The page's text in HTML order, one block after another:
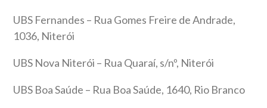
UBS Fernandes – Rua Gomes Freire de Andrade,
1036, Niterói
UBS Nova Niterói – Rua Quaraí, s/nº, Niterói
UBS Boa Saúde – Rua Boa Saúde, 1640, Rio Branco